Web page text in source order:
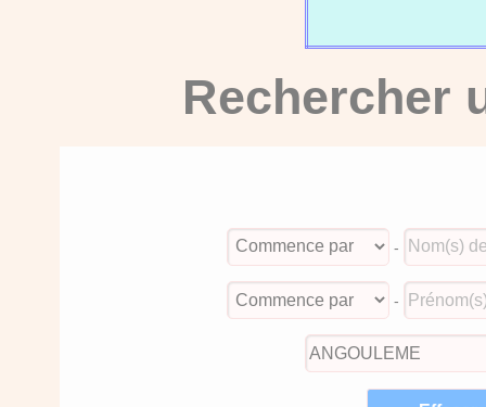
Rechercher
-
-